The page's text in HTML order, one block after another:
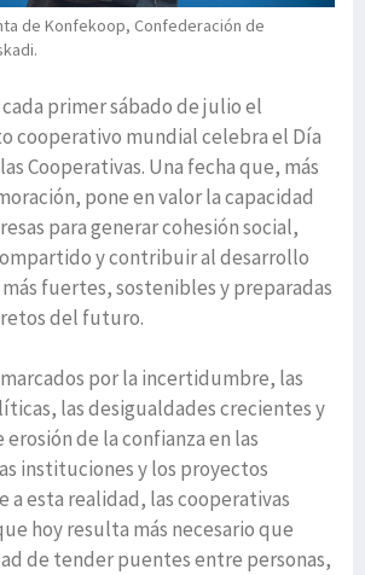
de Konfekoop, Confederación de
cada primer sábado de julio el
cooperativo mundial celebra el Día
Cooperativas. Una fecha que, más
pone en valor la capacidad
para generar cohesión social,
y contribuir al desarrollo
fuertes, sostenibles y preparadas
del futuro.
por la incertidumbre, las
las desigualdades crecientes y
de la confianza en las
instituciones y los proyectos
a esta realidad, las cooperativas
hoy resulta más necesario que
de tender puentes entre personas,